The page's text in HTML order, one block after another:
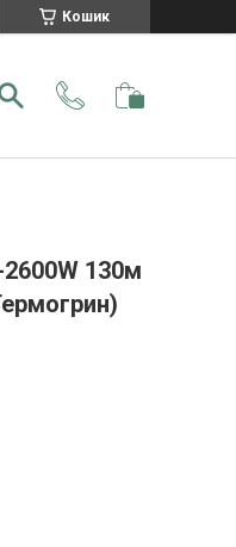
Кошик
130м